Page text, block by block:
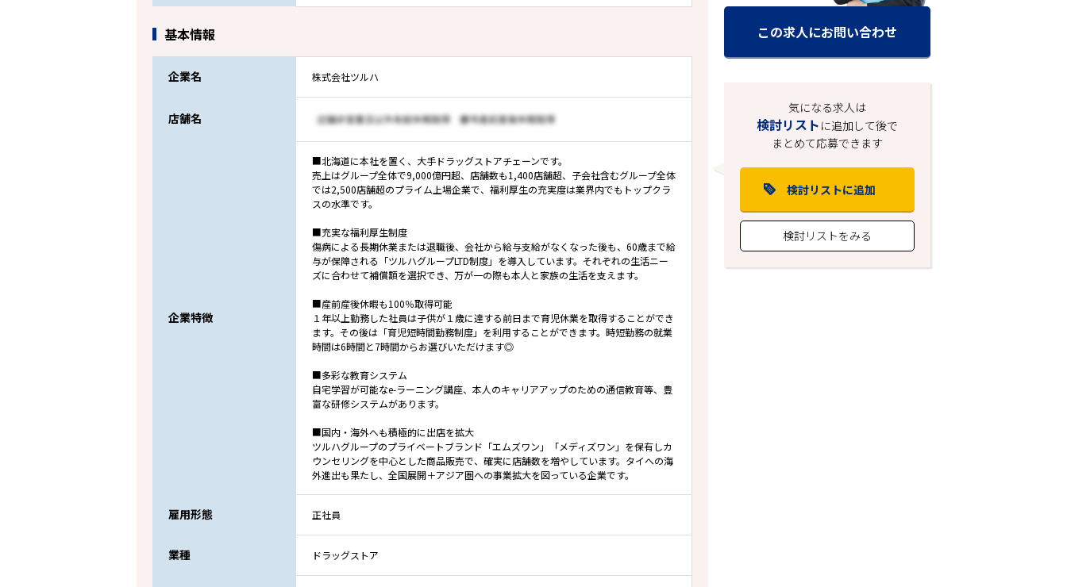
この求人にお問い合わせ
気になる求人は
検討リスト に追加して後で
まとめて応募できます
検討リストに追加
検討リストをみる
基本情報
企業名 株式会社ツルハ
店舗名
企業特徴
■北海道に本社を置く、大手ドラッグストアチェーンです。
売上はグループ全体で9,000億円超、店舗数も1,400店舗超、子会社含むグループ全体
では2,500店舗超のプライム上場企業で、福利厚生の充実度は業界内でもトップクラ
スの水準です。
■充実な福利厚生制度
傷病による長期休業または退職後、会社から給与支給がなくなった後も、60歳まで給
与が保障される「ツルハグループLTD制度」を導入しています。それぞれの生活ニー
ズに合わせて補償額を選択でき、万が一の際も本人と家族の生活を支えます。
■産前産後休暇も100％取得可能
１年以上勤務した社員は子供が１歳に達する前日まで育児休業を取得することができ
ます。その後は「育児短時間勤務制度」を利用することができます。時短勤務の就業
時間は6時間と7時間からお選びいただけます◎
■多彩な教育システム
自宅学習が可能なe-ラーニング講座、本人のキャリアアップのための通信教育等、豊
富な研修システムがあります。
■国内・海外へも積極的に出店を拡大
ツルハグループのプライベートブランド「エムズワン」「メディズワン」を保有しカ
ウンセリングを中心とした商品販売で、確実に店舗数を増やしています。タイへの海
外進出も果たし、全国展開＋アジア圏への事業拡大を図っている企業です。
雇用形態 正社員
業種 ドラッグストア